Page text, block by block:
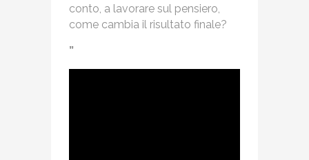
conto, a lavorare sul pensiero,
come cambia il risultato finale?
”